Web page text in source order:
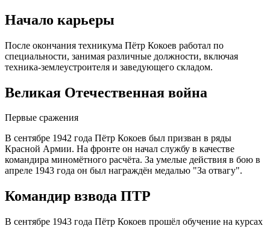
Начало карьеры
После окончания техникума Пётр Кокоев работал по
специальности, занимая различные должности, включая
техника-землеустроителя и заведующего складом.
Великая Отечественная война
Первые сражения
В сентябре 1942 года Пётр Кокоев был призван в ряды
Красной Армии. На фронте он начал службу в качестве
командира миномётного расчёта. За умелые действия в бою в
апреле 1943 года он был награждён медалью "За отвагу".
Командир взвода ПТР
В сентябре 1943 года Пётр Кокоев прошёл обучение на курсах